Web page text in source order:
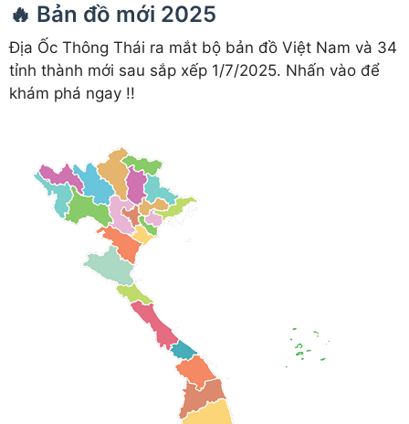
🔥 Bản đồ mới 2025
Địa Ốc Thông Thái ra mắt bộ bản đồ Việt Nam và 34
tỉnh thành mới sau sắp xếp 1/7/2025. Nhấn vào để
khám phá ngay !!